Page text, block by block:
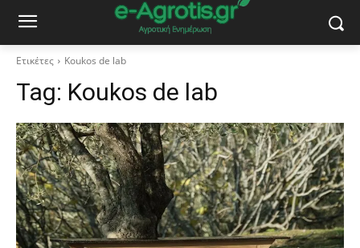
Ετικέτες Koukos de lab
Tag: Koukos de lab